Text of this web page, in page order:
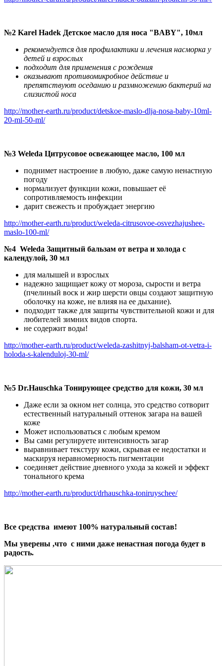
№2 Karel Hadek Детское масло для носа "BABY", 10мл
рекомендуется для профилактики и лечения насморка у
детей и взрослых
подходит для применения с рождения
оказывают противомикробное действие и
препятствуют оседанию и размножению бактерий на
слизистой носа
http://mother-earth.ru/product/detskoe-maslo-dlja-nosa-baby-10ml-
20-ml-50-ml/
№3 Weleda Цитрусовое освежающее масло, 100 мл
поднимет настроение в любую, даже самую ненастную
погоду
нормализует функции кожи, повышает её
сопротивляемость инфекции
дарит свежесть и пробуждает энергию
http://mother-earth.ru/product/weleda-citrusovoe-osvezhajushee-
maslo-100-ml/
№4 Weleda Защитный бальзам от ветра и холода с
календулой, 30 мл
для малышей и взрослых
надежно защищает кожу от мороза, сырости и ветра
(пчелиный воск и жир шерсти овцы создают защитную
оболочку на коже, не влияя на ее дыхание).
подходит также для защиты чувствительной кожи и для
любителей зимних видов спорта.
не содержит воды!
http://mother-earth.ru/product/weleda-zashitnyj-balsham-ot-vetra-i-
holoda-s-kalenduloj-30-ml/
№5 Dr.Hauschka Тонирующее средство для кожи, 30 мл
Даже если за окном нет солнца, это средство сотворит
естественный натуральный оттенок загара на вашей
коже
Может использоваться с любым кремом
Вы сами регулируете интенсивность загар
выравнивает текстуру кожи, скрывая ее недостатки и
маскируя неравномерность пигментации
соединяет действие дневного ухода за кожей и эффект
тонального крема
http://mother-earth.ru/product/drhauschka-toniruyschee/
Все средства имеют 100% натуральный состав!
Мы уверены ,что с ними даже ненастная погода будет в
радость.